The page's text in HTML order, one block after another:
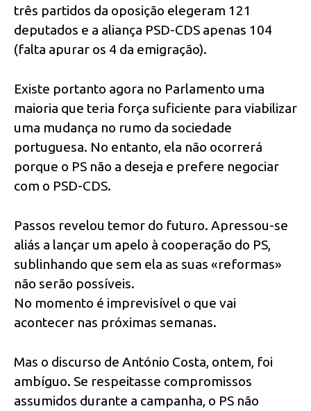
três partidos da oposição elegeram 121
deputados e a aliança PSD-CDS apenas 104
(falta apurar os 4 da emigração).
Existe portanto agora no Parlamento uma
maioria que teria força suficiente para viabilizar
uma mudança no rumo da sociedade
portuguesa. No entanto, ela não ocorrerá
porque o PS não a deseja e prefere negociar
com o PSD-CDS.
Passos revelou temor do futuro. Apressou-se
aliás a lançar um apelo à cooperação do PS,
sublinhando que sem ela as suas «reformas»
não serão possíveis.
No momento é imprevisível o que vai
acontecer nas próximas semanas.
Mas o discurso de António Costa, ontem, foi
ambíguo. Se respeitasse compromissos
assumidos durante a campanha, o PS não